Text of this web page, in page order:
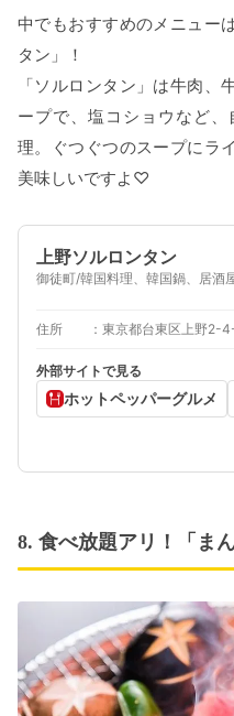
中でもおすすめのメニュー
タン」！
「ソルロンタン」は牛肉、
ープで、塩コショウなど
理。ぐつぐつのスープにラ
美味しいですよ♡
上野ソルロンタン
御徒町/韓国料理、韓国鍋、居酒
住所 東京都台東区上野2-
外部サイトで見る
ホットペッパーグルメ
8. 食べ放題アリ！「ま